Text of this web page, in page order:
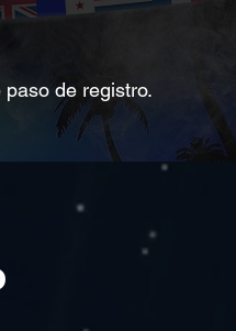
de registro.